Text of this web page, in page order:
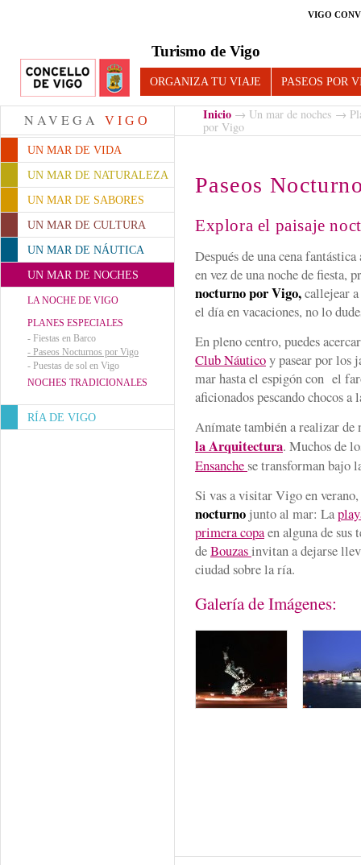
VIGO
Turismo de Vigo
ORGANIZA TU VIAJE PASEOS POR
NAVEGA VIGO
UN MAR DE VIDA
UN MAR DE NATURALEZA
UN MAR DE SABORES
UN MAR DE CULTURA
UN MAR DE NÁUTICA
UN MAR DE NOCHES
LA NOCHE DE VIGO
PLANES ESPECIALES
- Fiestas en Barco
- Paseos Nocturnos por Vigo
- Puestas de sol en Vigo
NOCHES TRADICIONALES
RÍA DE VIGO
Inicio → Un mar de noches →
por Vigo
Paseos
Explora el paisaje
Después de una cena
en vez de una noche de fiesta,
nocturno por Vigo,callejear
el día en vacaciones, no lo
En pleno centro, puedes
Club Náuticoy pasear por los
mar hasta el espigón con el
aficionados pescando chocos a
Anímate también a realizar de
la Arquitectura. Muchos de
Ensanche se transforman bajo
Si vas a visitar Vigo en
nocturno junto al mar: La
primera copaen alguna de sus
deBouzasinvitan a dejarse
ciudad sobre la ría.
Galería de Imágenes: